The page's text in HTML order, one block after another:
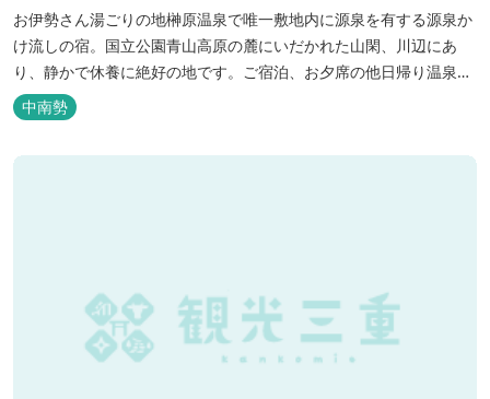
お伊勢さん湯ごりの地榊原温泉で唯一敷地内に源泉を有する源泉か
け流しの宿。国立公園青山高原の麓にいだかれた山閑、川辺にあ
り、静かで休養に絶好の地です。ご宿泊、お夕席の他日帰り温泉も
楽しめます。お料理にも温泉を用いた温泉野菜蒸しの他美と健康を
テーマとしたふるさと会席をご用意しています。
中南勢